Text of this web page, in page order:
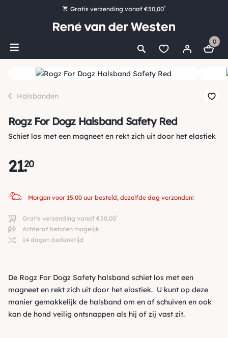
Gratis verzending vanaf €50,00*
Bestel nu, betaal later met Klarna
Ruim 16.000 artikelen op voorraad
0
Halsbanden
Rogz For Dogz Halsband Safety Red
Schiet los met een magneet en rekt zich uit door het elastiek
21.20
Morgen voor 15:00 uur besteld, dezelfde dag verzonden!
Gratis verzending vanaf €50,00*
Achteraf betalen mogelijk
14 dagen bedenktijd
De Rogz For Dogz Safety halsband schiet los met een
magneet en rekt zich uit door het elastiek. U kunt op deze
manier gemakkelijk de halsband om en af schuiven en ook
kan de hond veilig ontsnappen als hij of zij vast zit.